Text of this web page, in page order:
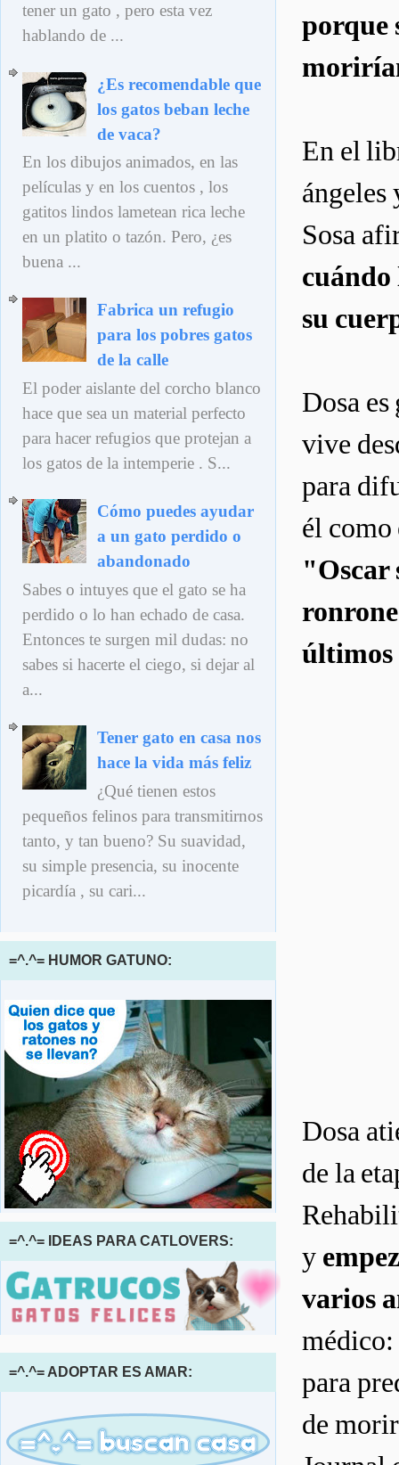
porque
En el
Sosa
cuándo
su
Dosa
vive
para
él como
"Oscar
últimos
Dosa
de la
y
varios
médico:
para
de
tener un gato , pero esta vez
hablando de ...
¿Es recomendable que
los gatos beban leche
de vaca?
En los dibujos animados, en las
películas y en los cuentos , los
gatitos lindos lametean rica leche
en un platito o tazón. Pero, ¿es
buena ...
Fabrica un refugio
para los pobres gatos
de la calle
El poder aislante del corcho blanco
hace que sea un material perfecto
para hacer refugios que protejan a
los gatos de la intemperie . S...
Cómo puedes ayudar
a un gato perdido o
abandonado
Sabes o intuyes que el gato se ha
perdido o lo han echado de casa.
Entonces te surgen mil dudas: no
sabes si hacerte el ciego, si dejar al
a...
Tener gato en casa nos
hace la vida más feliz
¿Qué tienen estos
pequeños felinos para transmitirnos
tanto, y tan bueno? Su suavidad,
su simple presencia, su inocente
picardía , su cari...
=^.^= HUMOR GATUNO:
=^.^= IDEAS PARA CATLOVERS:
=^.^= ADOPTAR ES AMAR: